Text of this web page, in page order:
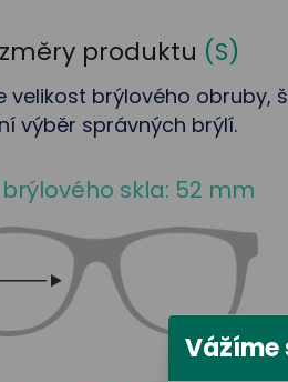
produktu (S)
velikost brýlového obruby,
výběr správných brýlí.
skla: 52 mm
Vážíme